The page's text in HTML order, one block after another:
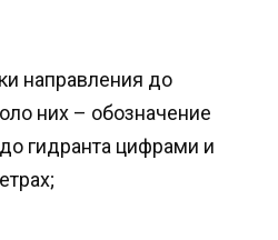
направления до
них – обозначение
гидранта цифрами и